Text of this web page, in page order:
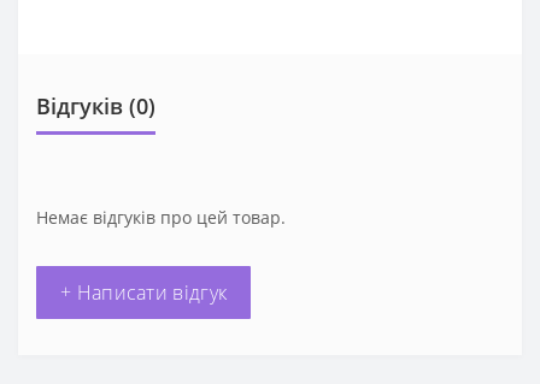
Відгуків (0)
Немає відгуків про цей товар.
+ Написати відгук